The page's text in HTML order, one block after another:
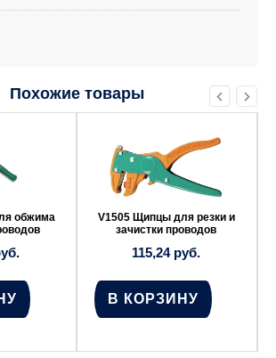
Похожие товары
обжима
V1505 Щипцы для резки и
зачистки проводов
115,24 руб.
В КОРЗИНУ